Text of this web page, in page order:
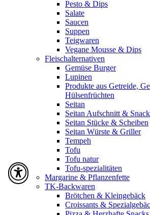
Pesto & Dips
Salate
Saucen
Suppen
Teigwaren
Vegane Mousse & Dips
Fleischalternativen
Gemüse Burger
Lupinen
Produkte aus Getreide,
Hülsenfrüchten
Seitan
Seitan Aufschnitt &
Seitan Stücke & Scheiben
Seitan Würste & Griller
Tempeh
Tofu
Tofu natur
Tofu-spezialitäten
Margarine & Pflanzenfette
TK-Backwaren
Brötchen & Kleingebäck
Croissants &